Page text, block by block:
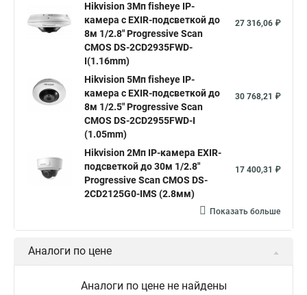
Уличная камера Hikvision ip camera
Hikvision поворотная камера Hikvision купольная
Нikvision микрофон Hikvision поворотная
Hikvision порты
Hikvision 3Мп fisheye IP-
камера c EXIR-подсветкой до
8м 1/2.8" Progressive Scan
CMOS DS-2CD2935FWD-
I(1.16mm)
27 316,06 ₽
Hikvision 5Мп fisheye IP-
камера c EXIR-подсветкой до
8м 1/2.5" Progressive Scan
CMOS DS-2CD2955FWD-I
(1.05mm)
30 768,21 ₽
Hikvision 2Мп IP-камера EXIR-
подсветкой до 30м 1/2.8"
Progressive Scan CMOS DS-
2CD2125G0-IMS (2.8мм)
17 400,31 ₽
Показать больше
Аналоги по цене
Аналоги по цене не найдены